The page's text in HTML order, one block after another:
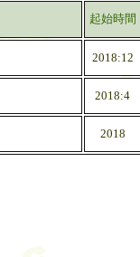
起始時間
2018:12
2018:4
2018